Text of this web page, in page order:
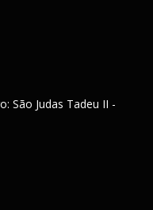
São Judas Tadeu II -